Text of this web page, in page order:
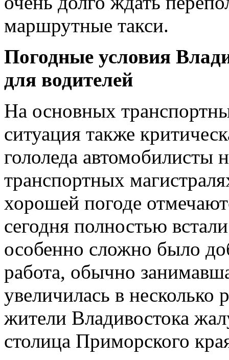
маршрутные такси.
Погодные условия
для водителей
На основных
ситуация также
гололеда автомобилисты
транспортных
хорошей погоде
сегодня полностью
особенно сложно было
работа, обычно
увеличилась в
жители Владивостока
столица Приморского